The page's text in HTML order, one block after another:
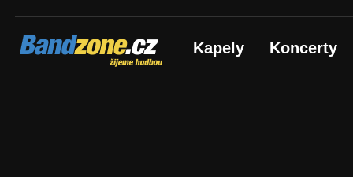
Bandzone.cz
žijeme hudbou Kapely Koncerty